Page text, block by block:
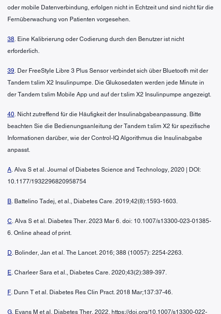
oder mobile Datenverbindung, erfolgen nicht in Echtzeit und sind nicht für die
Fernüberwachung von Patienten vorgesehen.
38. Eine Kalibrierung oder Codierung durch den Benutzer ist nicht
erforderlich.
39. Der FreeStyle Libre 3 Plus Sensor verbindet sich über Bluetooth mit der
Tandem t:slim X2 Insulinpumpe. Die Glukosedaten werden jede Minute in
der Tandem t:slim Mobile App und auf der t:slim X2 Insulinpumpe angezeigt.
40. Nicht zutreffend für die Häufigkeit der Insulinabgabeanpassung. Bitte
beachten Sie die Bedienungsanleitung der Tandem t:slim X2 für spezifische
Informationen darüber, wie der Control-IQ Algorithmus die Insulinabgabe
anpasst.
A. Alva S et al. Journal of Diabetes Science and Technology, 2020 | DOI:
10.1177/1932296820958754
B. Battelino Tadej, et al., Diabetes Care. 2019;42(8):1593-1603.
C. Alva S et al. Diabetes Ther. 2023 Mar 6. doi: 10.1007/s13300-023-01385-
6. Online ahead of print.
D. Bolinder, Jan et al. The Lancet. 2016; 388 (10057): 2254-2263.
E. Charleer Sara et al., Diabetes Care. 2020;43(2):389-397.
F. Dunn T et al. Diabetes Res Clin Pract. 2018 Mar;137:37-46.
G. Evans M et al. Diabetes Ther. 2022. https://doi.org/10.1007/s13300-022-